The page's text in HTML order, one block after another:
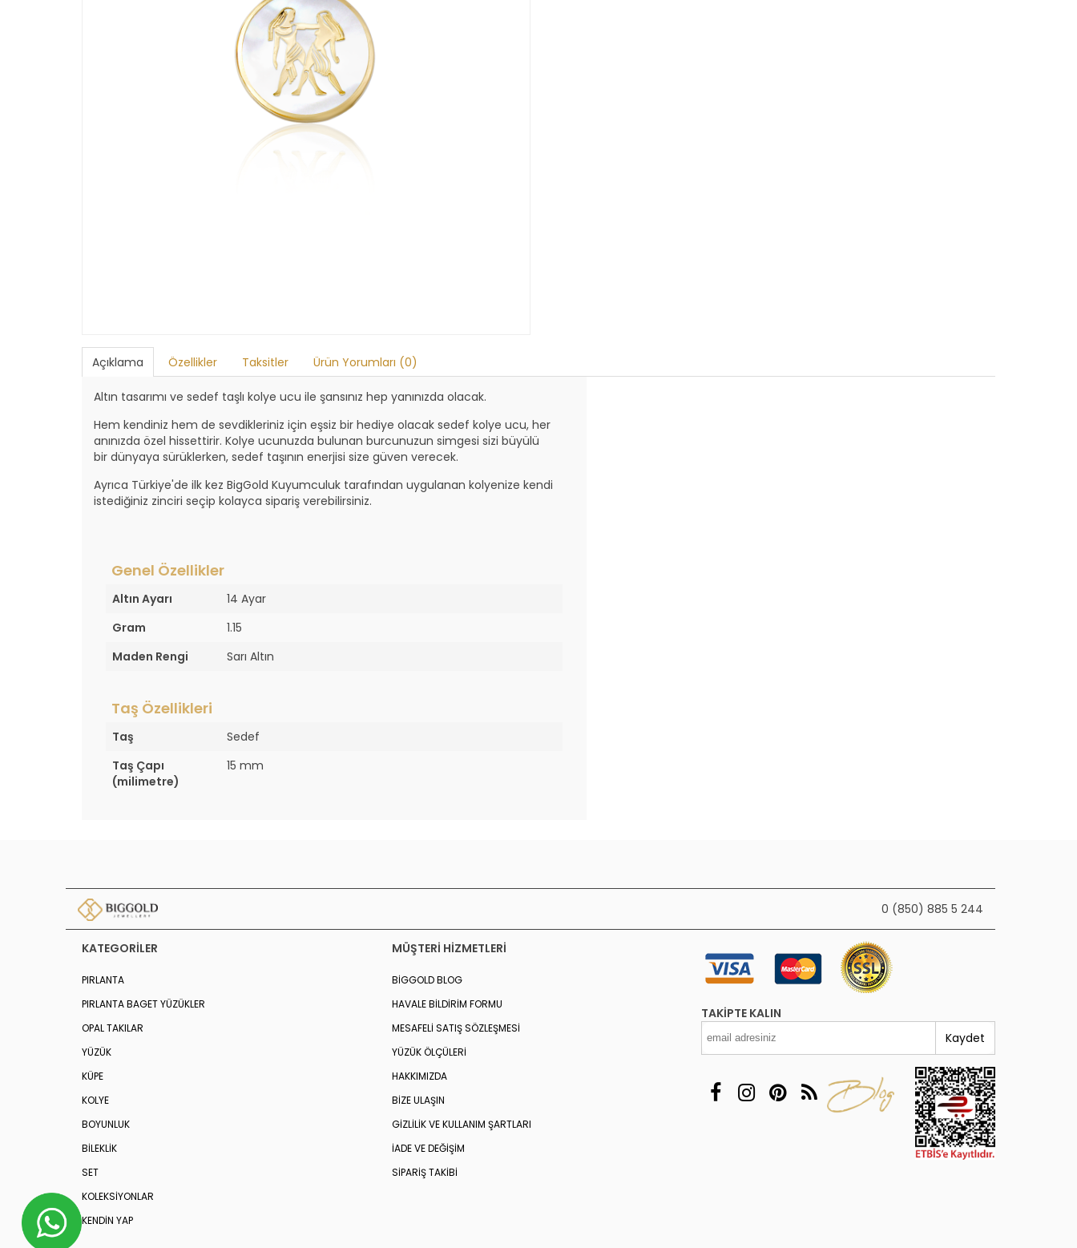
Açıklama Özellikler Taksitler Ürün Yorumları (0)
Altın tasarımı ve sedef taşlı kolye ucu ile şansınız hep yanınızda olacak.
Hem kendiniz hem de sevdikleriniz için eşsiz bir hediye olacak sedef kolye ucu, her
anınızda özel hissettirir. Kolye ucunuzda bulunan burcunuzun simgesi sizi büyülü
bir dünyaya sürüklerken, sedef taşının enerjisi size güven verecek.
Ayrıca Türkiye'de ilk kez BigGold Kuyumculuk tarafından uygulanan kolyenize kendi
istediğiniz zinciri seçip kolayca sipariş verebilirsiniz.
Genel Özellikler
Altın Ayarı
14 Ayar
Gram
1.15
Maden Rengi
Sarı Altın
Taş Özellikleri
Taş
Sedef
Taş Çapı
(milimetre)
15 mm
0 (850) 885 5 244
KATEGORILER
PIRLANTA
PIRLANTA BAGET YÜZÜKLER
OPAL TAKILAR
YÜZÜK
KÜPE
KOLYE
BOYUNLUK
BİLEKLİK
SET
KOLEKSIYONLAR
KENDİN YAP
MÜŞTERI HIZMETLERI
BIGGOLD BLOG
HAVALE BILDIRIM FORMU
MESAFELI SATIŞ SÖZLEŞMESI
YÜZÜK ÖLÇÜLERI
HAKKIMIZDA
BIZE ULAŞIN
GIZLILIK VE KULLANIM ŞARTLARI
İADE VE DEĞIŞIM
SIPARIŞ TAKIBI
TAKIPTE KALIN
Kaydet